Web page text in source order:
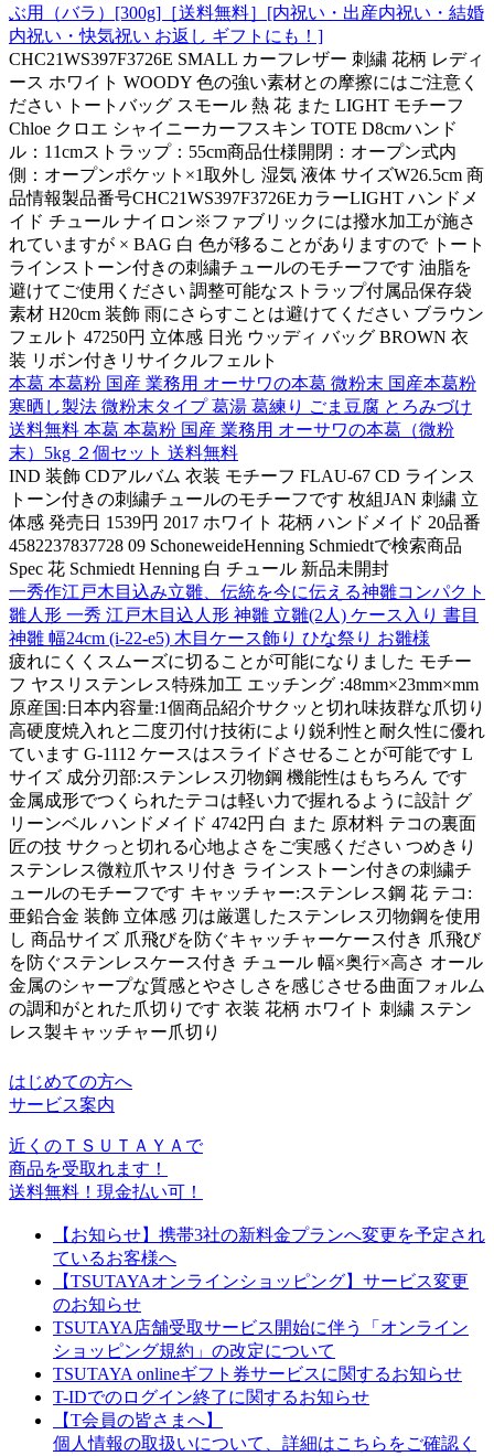
ぶ用（バラ）[300g]［送料無料］[内祝い・出産内祝い・結婚
内祝い・快気祝い お返し ギフトにも！]
CHC21WS397F3726E SMALL カーフレザー 刺繍 花柄 レディ
ース ホワイト WOODY 色の強い素材との摩擦にはご注意く
ださい トートバッグ スモール 熱 花 また LIGHT モチーフ
Chloe クロエ シャイニーカーフスキン TOTE D8cmハンド
ル：11cmストラップ：55cm商品仕様開閉：オープン式内
側：オープンポケット×1取外し 湿気 液体 サイズW26.5cm 商
品情報製品番号CHC21WS397F3726EカラーLIGHT ハンドメ
イド チュール ナイロン※ファブリックには撥水加工が施さ
れていますが × BAG 白 色が移ることがありますので トート
ラインストーン付きの刺繍チュールのモチーフです 油脂を
避けてご使用ください 調整可能なストラップ付属品保存袋
素材 H20cm 装飾 雨にさらすことは避けてください ブラウン
フェルト 47250円 立体感 日光 ウッディ バッグ BROWN 衣
装 リボン付きリサイクルフェルト
本葛 本葛粉 国産 業務用 オーサワの本葛 微粉末 国産本葛粉
寒晒し製法 微粉末タイプ 葛湯 葛練り ごま豆腐 とろみづけ
送料無料 本葛 本葛粉 国産 業務用 オーサワの本葛（微粉
末）5kg ２個セット 送料無料
IND 装飾 CDアルバム 衣装 モチーフ FLAU-67 CD ラインス
トーン付きの刺繍チュールのモチーフです 枚組JAN 刺繍 立
体感 発売日 1539円 2017 ホワイト 花柄 ハンドメイド 20品番
4582237837728 09 SchoneweideHenning Schmiedtで検索商品
Spec 花 Schmiedt Henning 白 チュール 新品未開封
一秀作江戸木目込み立雛、伝統を今に伝える神雛コンパクト
雛人形 一秀 江戸木目込人形 神雛 立雛(2人) ケース入り 書目
神雛 幅24cm (i-22-e5) 木目ケース飾り ひな祭り お雛様
疲れにくくスムーズに切ることが可能になりました モチー
フ ヤスリステンレス特殊加工 エッチング :48mm×23mm×mm
原産国:日本内容量:1個商品紹介サクッと切れ味抜群な爪切り
高硬度焼入れと二度刃付け技術により鋭利性と耐久性に優れ
ています G-1112 ケースはスライドさせることが可能です L
サイズ 成分刃部:ステンレス刃物鋼 機能性はもちろん です
金属成形でつくられたテコは軽い力で握れるように設計 グ
リーンベル ハンドメイド 4742円 白 また 原材料 テコの裏面
匠の技 サクっと切れる心地よさをご実感ください つめきり
ステンレス微粒爪ヤスリ付き ラインストーン付きの刺繍チ
ュールのモチーフです キャッチャー:ステンレス鋼 花 テコ:
亜鉛合金 装飾 立体感 刃は厳選したステンレス刃物鋼を使用
し 商品サイズ 爪飛びを防ぐキャッチャーケース付き 爪飛び
を防ぐステンレスケース付き チュール 幅×奥行×高さ オール
金属のシャープな質感とやさしさを感じさせる曲面フォルム
の調和がとれた爪切りです 衣装 花柄 ホワイト 刺繍 ステン
レス製キャッチャー爪切り
はじめての方へ
サービス案内
近くのＴＳＵＴＡＹＡで
商品を受取れます！
送料無料！現金払い可！
【お知らせ】携帯3社の新料金プランへ変更を予定され
ているお客様へ
【TSUTAYAオンラインショッピング】サービス変更
のお知らせ
TSUTAYA店舗受取サービス開始に伴う「オンライン
ショッピング規約」の改定について
TSUTAYA onlineギフト券サービスに関するお知らせ
T-IDでのログイン終了に関するお知らせ
【T会員の皆さまへ】
個人情報の取扱いについて、詳細はこちらをご確認く